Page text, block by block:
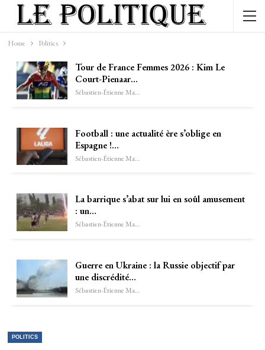
Home Politics
Tour de France Femmes 2026 : Kim Le
Court-Pienaar…
Sébastien-Étienne Marechal
Football : une actualité ère s’oblige en
Espagne !…
Sébastien-Étienne Marechal
La barrique s’abat sur lui en soûl amusement
: un…
Sébastien-Étienne Marechal
Guerre en Ukraine : la Russie objectif par
une discrédité…
Sébastien-Étienne Marechal
POLITICS